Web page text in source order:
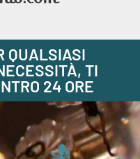
QUALSIASI
TI
24 ORE